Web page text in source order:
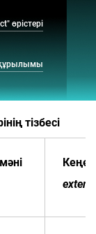
өрістері
құрылымы
тізбесі